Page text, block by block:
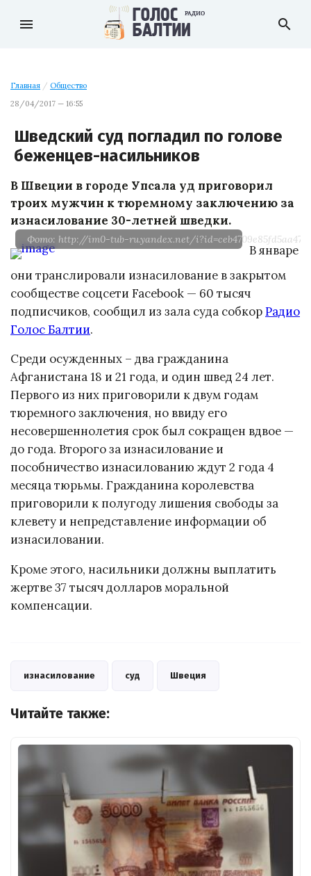
menu search
Главная / Общество
28/04/2017 — 16:55
Шведский суд погладил по голове
беженцев-насильников
В Швеции в городе Упсала уд приговорил
троих мужчин к тюремному заключению за
изнасилование 30-летней шведки.
Фото: http://im0-tub-ru.yandex.net/
В январе
они транслировали изнасилование в закрытом
сообществе соцсети Facebook — 60 тысяч
подписчиков, сообщил из зала суда собкорРадио
Голос Балтии.
Среди осужденных – два гражданина
Афганистана 18 и 21 года, и один швед 24 лет.
Первого из них приговорили к двум годам
тюремного заключения, но ввиду его
несовершеннолетия срок был сокращен вдвое —
до года. Второго за изнасилование и
пособничество изнасилованию ждут 2 года 4
месяца тюрьмы. Гражданина королевства
приговорили к полугоду лишения свободы за
клевету и непредставление информации об
изнасиловании.
Кроме этого, насильники должны выплатить
жертве 37 тысяч долларов моральной
компенсации.
изнасилование суд Швеция
Читайте также: